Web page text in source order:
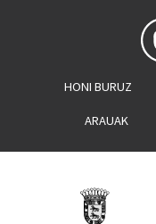
HONI BURUZ
ARAUAK